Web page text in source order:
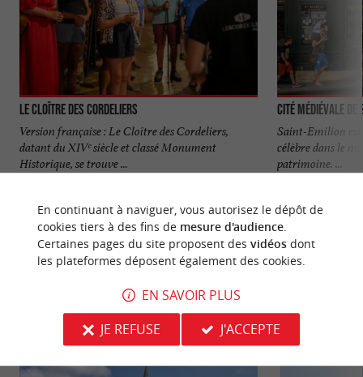
Le Cloître des Cordeliers
Version française : Le Cloître des Cordeliers,
datant du XIVᵉ siècle et classé Monument
Historique, se trouve ...
Cité médiévale
Saint-Emilion est
célèbre dans le
patrimoine. ...
NOUS AVONS TESTÉPOUR VOUS
En continuant à naviguer, vous autorisez le dépôt de
cookies tiers à des fins de mesure d'audience.
Certaines pages du site proposent des vidéosdont
les plateformes déposent également des cookies.
EN SAVOIR PLUS
JE REFUSE
J'ACCEPTE